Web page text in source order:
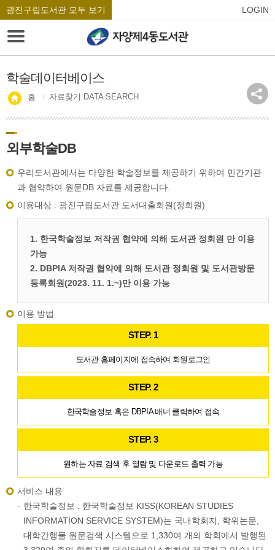
광진구립도서관 모두 보기 LOGIN
학술데이터베이스
홈 자료찾기 DATA SEARCH
외부학술DB
우리도서관에서는 다양한 학술정보를 제공하기 위하여 민간기관
과 협약하여 원문DB 자료를 제공합니다.
이용대상 : 광진구립도서관 도서대출회원(정회원)
1. 한국학술정보 저작권 협약에 의해 도서관 정회원 만 이용
가능
2. DBPIA 저작권 협약에 의해 도서관 정회원 및 도서관방문
등록회원(2023. 11. 1.~)만 이용 가능
이용 방법
STEP. 1
도서관 홈페이지에 접속하여 회원로그인
STEP. 2
한국학술정보 혹은 DBPIA 배너 클릭하여 접속
STEP. 3
원하는 자료 검색 후 열람 및 다운로드 출력 가능
서비스 내용
한국학술정보 : 한국학술정보 KISS(KOREAN STUDIES
INFORMATION SERVICE SYSTEM)는 국내학회지, 학위논문,
대학간행물 원문검색 시스템으로 1,330여 개의 학회에서 발행된